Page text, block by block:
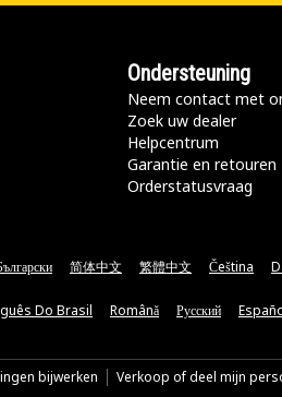
Ondersteuning
Neem contact met
Zoek uw dealer
Helpcentrum
Garantie en retouren
Orderstatusvraag
简体中文 繁體中文 Čeština
Do Brasil Română Русский
bijwerken Verkoop of deel mijn